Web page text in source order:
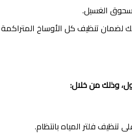
الغسيل.
لضمان تنظيف كل الأوساخ
وذلك من خلال:
تنظيف فلتر المياه بانتظام.